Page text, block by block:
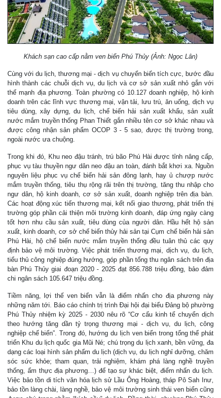
Khách sạn cao cấp nằm ven biển Phú Thủy (Ảnh: Ngọc Lân)
Cùng với du lịch, thương mại - dịch vụ chuyển biến tích cực, bước đầu
hình thành các chuỗi dịch vụ, du lịch và cơ sở sản xuất nhỏ gắn với
thế mạnh địa phương. Toàn phường có 10.127 doanh nghiệp, hộ kinh
doanh trên các lĩnh vực thương mại, vận tải, lưu trú, ăn uống, dịch vụ
tiêu dùng, xây dựng, du lịch, chế biến hải sản xuất khẩu, sản xuất
nước mắm truyền thống Phan Thiết gắn nhiều tên cơ sở khác nhau và
được công nhận sản phẩm OCOP 3 - 5 sao, được thị trường trong,
ngoài nước ưa chuộng.
Trong khi đó, Khu neo đậu tránh, trú bão Phú Hài được tỉnh nâng cấp,
phục vụ tàu thuyền ngư dân neo đậu an toàn, đánh bắt khơi xa. Nguồn
nguyên liệu phục vụ chế biến hải sản đông lạnh, hay ủ chượp nước
mắm truyền thống, tiêu thụ rộng rãi trên thị trường, tăng thu nhập cho
ngư dân, hộ kinh doanh, cơ sở sản xuất, doanh nghiệp trên địa bàn.
Các hoạt động xúc tiến thương mại, kết nối giao thương, phát triển thị
trường góp phần cải thiện môi trường kinh doanh, đáp ứng ngày càng
tốt hơn nhu cầu sản xuất, tiêu dùng của người dân. Hầu hết hộ sản
xuất, kinh doanh, cơ sở chế biến thủy hải sản tại Cụm chế biến hải sản
Phú Hài, hộ chế biến nước mắm truyền thống đều tuân thủ các quy
định bảo vệ môi trường. Việc phát triển thương mại, dịch vụ, du lịch,
tiểu thủ công nghiệp đúng hướng, góp phần tổng thu ngân sách trên địa
bàn Phú Thủy giai đoạn 2020 - 2025 đạt 856.788 triệu đồng, bảo đảm
chi ngân sách 105.647 triệu đồng.
Tiềm năng, lợi thế ven biển vẫn là điểm nhấn cho địa phương này
những năm tới. Báo cáo chính trị trình Đại hội đại biểu Đảng bộ phường
Phú Thủy nhiệm kỳ 2025 - 2030 nêu rõ “Cơ cấu kinh tế chuyển dịch
theo hướng tăng dần tỷ trọng thương mại - dịch vụ, du lịch, công
nghiệp chế biến”. Trong đó, hướng du lịch ven biển trong tổng thể phát
triển Khu du lịch quốc gia Mũi Né; chú trọng du lịch xanh, bền vững, đa
dạng các loại hình sản phẩm du lịch (dịch vụ, du lịch nghỉ dưỡng, chăm
sóc sức khỏe; tham quan, trải nghiệm, khám phá làng nghề truyền
thống, ẩm thực địa phương…) để tạo sự khác biệt, điểm nhấn du lịch.
Việc bảo tồn di tích văn hóa lịch sử Lầu Ông Hoàng, tháp Pô Sah Inư,
bảo tồn làng chài, làng nghề, bảo vệ môi trường sinh thái ven biển cũng